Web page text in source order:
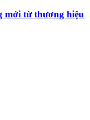
mới từ thương hiệu